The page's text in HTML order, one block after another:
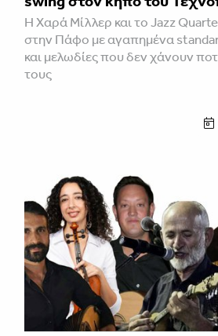
Η Χαρά Μίλλερ και το Jazz
στην Πάφο με αγαπημένα
και μελωδίες που δεν χάνουν
τους